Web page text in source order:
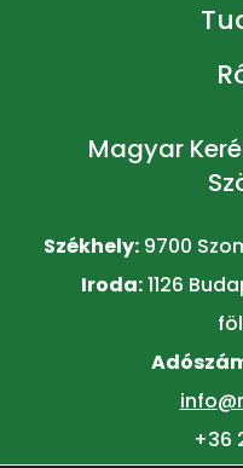
Magyar
Székhely:9700
Iroda:1126
+36